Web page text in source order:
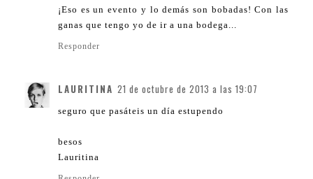
¡Eso es un evento y lo demás son bobadas! Con las
ganas que tengo yo de ir a una bodega...
Responder
LAURITINA 21 de octubre de 2013 a las 19:07
seguro que pasáteis un día estupendo
besos
Lauritina